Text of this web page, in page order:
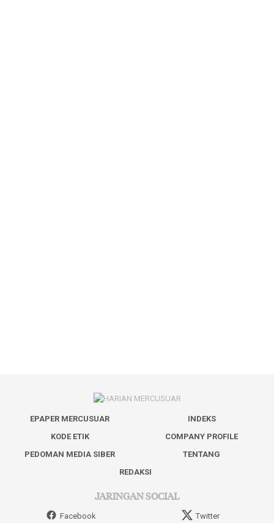
EPAPER MERCUSUAR
INDEKS
KODE ETIK
COMPANY PROFILE
PEDOMAN MEDIA SIBER
TENTANG
REDAKSI
JARINGAN SOCIAL
Facebook Twitter